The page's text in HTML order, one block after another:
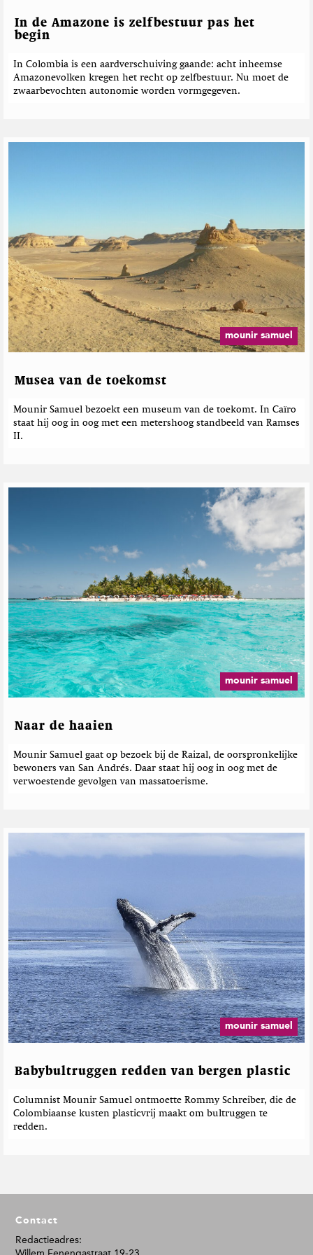
In de Amazone is zelfbestuur pas het
begin
In Colombia is een aardverschuiving gaande: acht inheemse
Amazonevolken kregen het recht op zelfbestuur. Nu moet de
zwaarbevochten autonomie worden vormgegeven.
mounir samuel
Musea van de toekomst
Mounir Samuel bezoekt een museum van de toekomt. In Caïro
staat hij oog in oog met een metershoog standbeeld van Ramses
II.
mounir samuel
Naar de haaien
Mounir Samuel gaat op bezoek bij de Raizal, de oorspronkelijke
bewoners van San Andrés. Daar staat hij oog in oog met de
verwoestende gevolgen van massatoerisme.
mounir samuel
Babybultruggen redden van bergen plastic
Columnist Mounir Samuel ontmoette Rommy Schreiber, die de
Colombiaanse kusten plasticvrij maakt om bultruggen te
redden.
o
o
Contact
Redactieadres: